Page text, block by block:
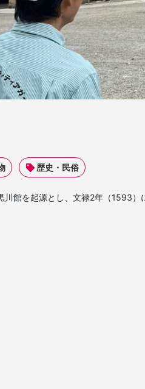
歴史・民俗
館を起源とし、文禄2年（1593